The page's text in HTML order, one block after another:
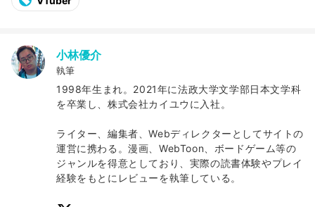
小林優介
執筆
1998年生まれ。2021年に法政大学文学部日本文学科
を卒業し、株式会社カイユウに入社。
ライター、編集者、Webディレクターとしてサイトの
運営に携わる。漫画、WebToon、ボードゲーム等の
ジャンルを得意としており、実際の読書体験やプレイ
経験をもとにレビューを執筆している。